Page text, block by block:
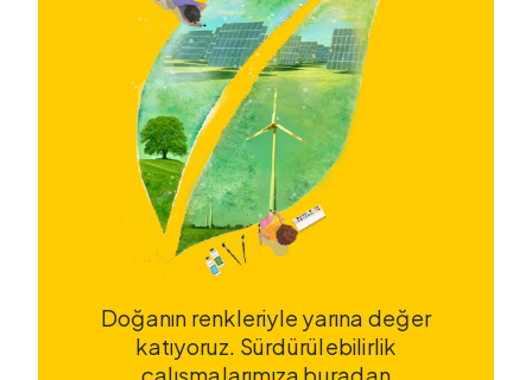
Doğanın renkleriyle yarına değer
katıyoruz. Sürdürülebilirlik